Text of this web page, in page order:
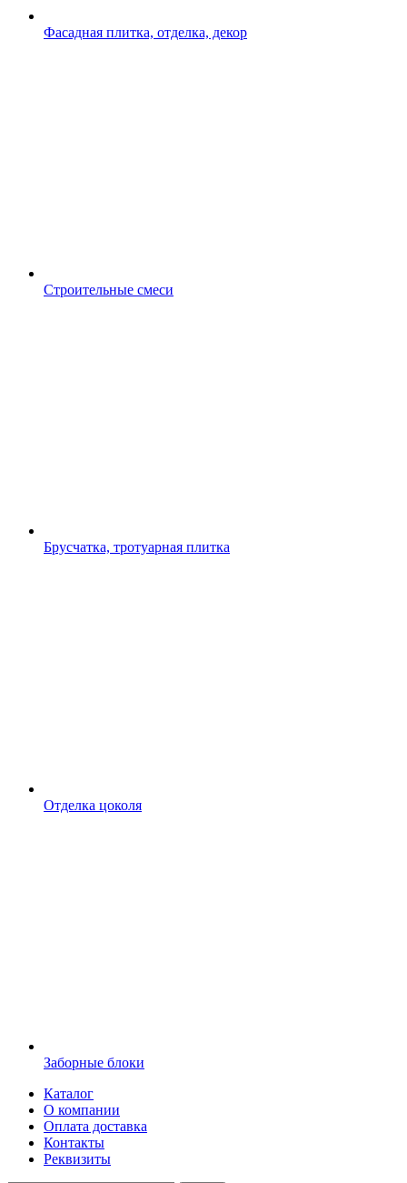
Фасадная плитка, отделка, декор
Строительные смеси
Брусчатка, тротуарная плитка
Отделка цоколя
Заборные блоки
Каталог
О компании
Оплата доставка
Контакты
Реквизиты